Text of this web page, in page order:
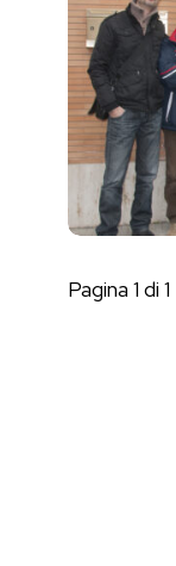
Pagina 1 di 1